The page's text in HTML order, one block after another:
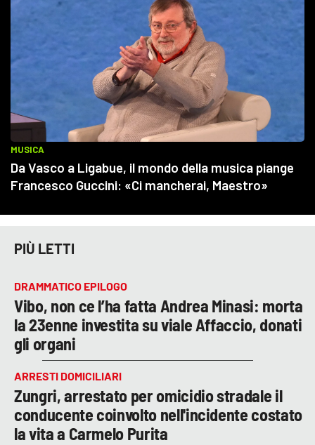
PIÙ LETTI
DRAMMATICO EPILOGO
Vibo, non ce l’ha fatta Andrea Minasi: morta
la 23enne investita su viale Affaccio, donati
gli organi
ARRESTI DOMICILIARI
Zungri, arrestato per omicidio stradale il
conducente coinvolto nell'incidente costato
la vita a Carmelo Purita